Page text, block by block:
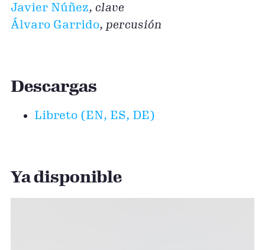
Javier Núñez, clave
Álvaro Garrido, percusión
Descargas
Libreto (EN, ES, DE)
Ya disponible